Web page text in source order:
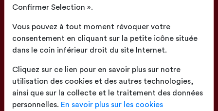
Confirmer Selection ».
Vous pouvez à tout moment révoquer votre
consentement en cliquant sur la petite icône située
dans le coin inférieur droit du site Internet.
Cliquez sur ce lien pour en savoir plus sur notre
utilisation des cookies et des autres technologies,
ainsi que sur la collecte et le traitement des données
personnelles. En savoir plus sur les cookies
proche de chez vous
Livraison
sur toute la France